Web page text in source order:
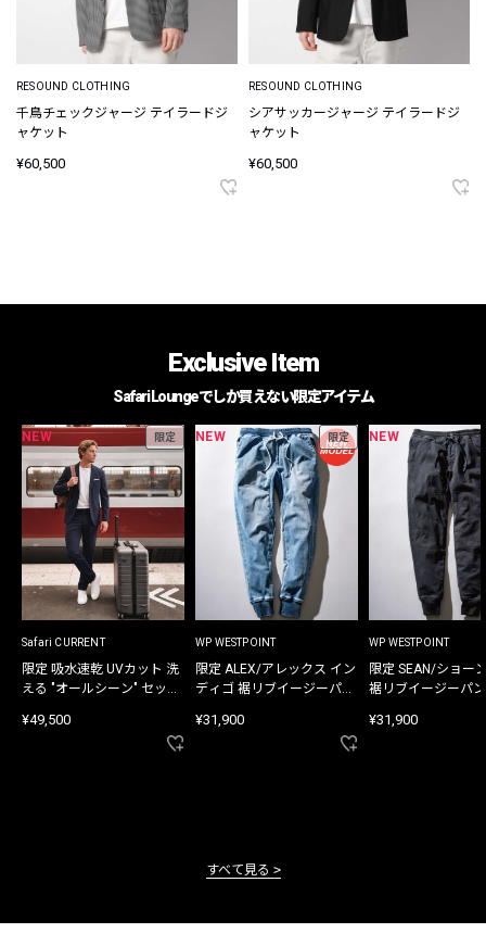
RESOUND CLOTHING
千鳥チェックジャージ テイラードジ
ャケット
¥60,500
RESOUND CLOTHING
シアサッカージャージ テイラードジ
ャケット
¥60,500
Exclusive Item
Safari Loungeでしか買えない限定アイテム
NEW 限定
Safari CURRENT
限定 吸水速乾 UVカット 洗
える "オールシーン" セット
¥49,500
NEW 限定
WP WESTPOINT
限定 ALEX/アレックス イン
ディゴ 裾リブイージーパン
¥31,900
NEW
WP WESTPOINT
限定 SEAN/ショー
裾リブイージーパ
¥31,900
すべて見る